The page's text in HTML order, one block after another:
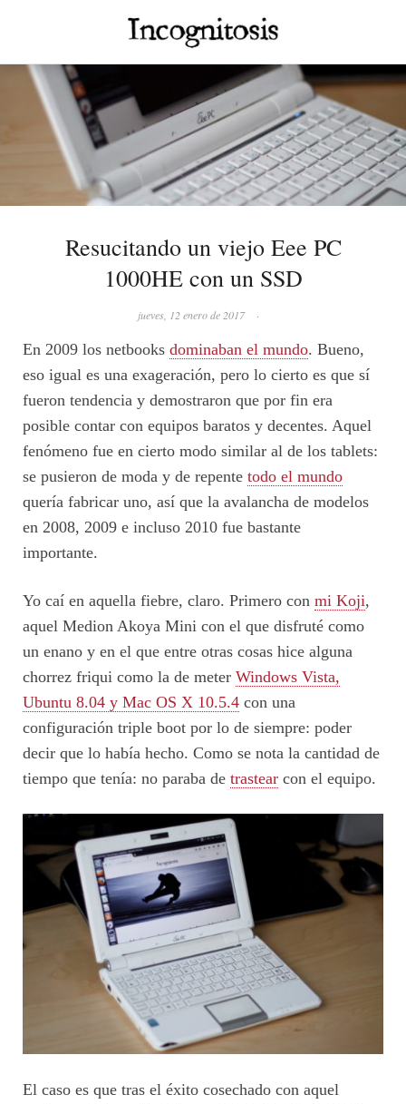
Resucitando un viejo Eee PC
1000HE con un SSD
jueves, 12 enero de 2017 ·
En 2009 los netbooks dominaban el mundo. Bueno,
eso igual es una exageración, pero lo cierto es que sí
fueron tendencia y demostraron que por fin era
posible contar con equipos baratos y decentes. Aquel
fenómeno fue en cierto modo similar al de los tablets:
se pusieron de moda y de repente todo el mundo
quería fabricar uno, así que la avalancha de modelos
en 2008, 2009 e incluso 2010 fue bastante
importante.
Yo caí en aquella fiebre, claro. Primero con mi Koji,
aquel Medion Akoya Mini con el que disfruté como
un enano y en el que entre otras cosas hice alguna
chorrez friqui como la de meter Windows Vista,
Ubuntu 8.04 y Mac OS X 10.5.4 con una
configuración triple boot por lo de siempre: poder
decir que lo había hecho. Como se nota la cantidad de
tiempo que tenía: no paraba de trastear con el equipo.
El caso es que tras el éxito cosechado con aquel